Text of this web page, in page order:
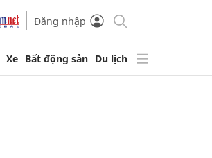
Đăng nhập
Xe Bất động sản Du lịch